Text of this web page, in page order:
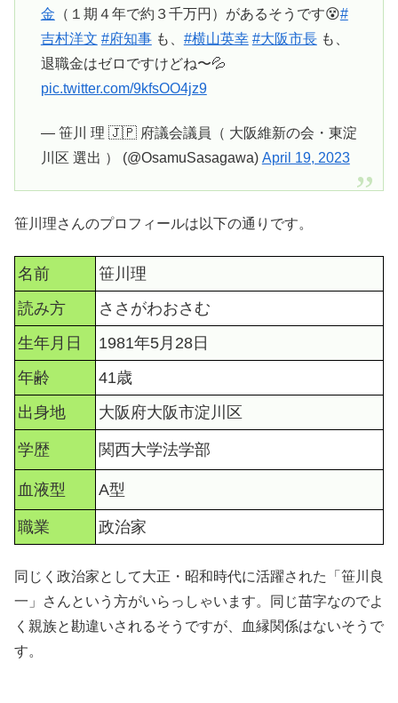
金 （１期４年で約３千万円）があるそうです😵#
吉村洋文 #府知事も、 #横山英幸 #大阪市長も、
退職金はゼロですけどね〜💦
pic.twitter.com/9kfsOO4jz9
— 笹川 理 🇯🇵 府議会議員（ 大阪維新の会・東淀
川区 選出 ） (@OsamuSasagawa) April 19, 2023
笹川理さんのプロフィールは以下の通りです。
名前
笹川理
読み方
ささがわおさむ
生年月日
1981年5月28日
年齢
41歳
出身地
大阪府大阪市淀川区
学歴 関西大学法学部
血液型 A型
職業 政治家
同じく政治家として大正・昭和時代に活躍された「笹川良
一」さんという方がいらっしゃいます。同じ苗字なのでよ
く親族と勘違いされるそうですが、血縁関係はないそうで
す。